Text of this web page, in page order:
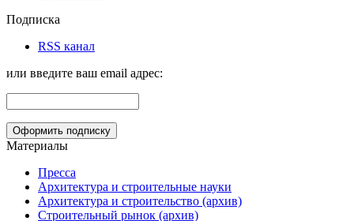
Подписка
RSS канал
или введите ваш email адрес:
Материалы
Пресса
Архитектура и строительные науки
Архитектура и строительство (архив)
Строительный рынок (архив)